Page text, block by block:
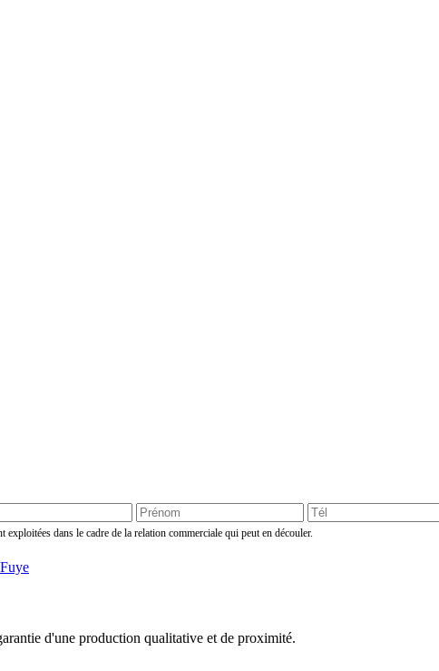
dans le cadre de la relation commerciale qui peut en découler.
d'une production qualitative et de proximité.